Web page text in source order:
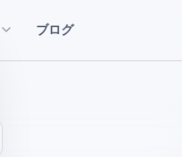
ブログ